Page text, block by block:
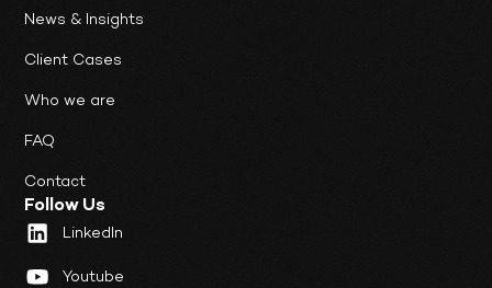
News & Insights
Client Cases
Who we are
FAQ
Contact
Follow Us
LinkedIn
Youtube